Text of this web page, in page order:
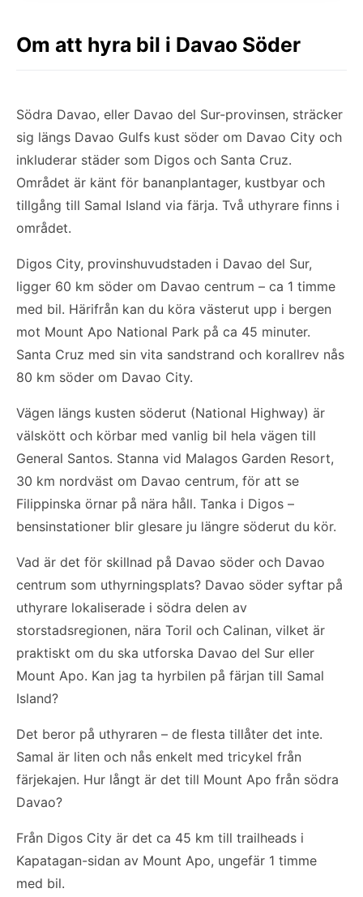
Om att hyra bil i Davao Söder
Södra Davao, eller Davao del Sur-provinsen, sträcker
sig längs Davao Gulfs kust söder om Davao City och
inkluderar städer som Digos och Santa Cruz.
Området är känt för bananplantager, kustbyar och
tillgång till Samal Island via färja. Två uthyrare finns i
området.
Digos City, provinshuvudstaden i Davao del Sur,
ligger 60 km söder om Davao centrum – ca 1 timme
med bil. Härifrån kan du köra västerut upp i bergen
mot Mount Apo National Park på ca 45 minuter.
Santa Cruz med sin vita sandstrand och korallrev nås
80 km söder om Davao City.
Vägen längs kusten söderut (National Highway) är
välskött och körbar med vanlig bil hela vägen till
General Santos. Stanna vid Malagos Garden Resort,
30 km nordväst om Davao centrum, för att se
Filippinska örnar på nära håll. Tanka i Digos –
bensinstationer blir glesare ju längre söderut du kör.
Vad är det för skillnad på Davao söder och Davao
centrum som uthyrningsplats? Davao söder syftar på
uthyrare lokaliserade i södra delen av
storstadsregionen, nära Toril och Calinan, vilket är
praktiskt om du ska utforska Davao del Sur eller
Mount Apo. Kan jag ta hyrbilen på färjan till Samal
Island?
Det beror på uthyraren – de flesta tillåter det inte.
Samal är liten och nås enkelt med tricykel från
färjekajen. Hur långt är det till Mount Apo från södra
Davao?
Från Digos City är det ca 45 km till trailheads i
Kapatagan-sidan av Mount Apo, ungefär 1 timme
med bil.